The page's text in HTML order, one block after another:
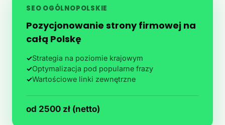
SEO OGÓLNOPOLSKIE
Pozycjonowanie strony firmowej na
całą Polskę
✓Strategia na poziomie krajowym
✓Optymalizacja pod popularne frazy
✓Wartościowe linki zewnętrzne
od 2500 zł (netto)